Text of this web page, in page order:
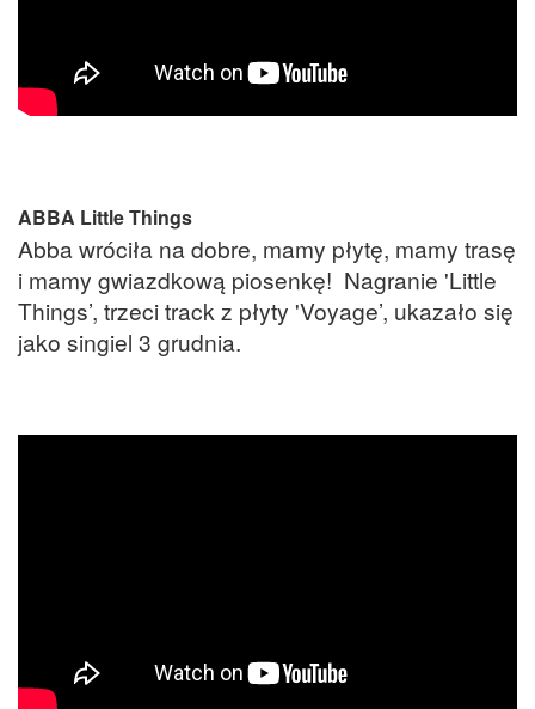
ABBA Little Things
Abba wróciła na dobre, mamy płytę, mamy trasę
i mamy gwiazdkową piosenkę! Nagranie 'Little
Things’, trzeci track z płyty 'Voyage’, ukazało się
jako singiel 3 grudnia.